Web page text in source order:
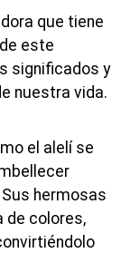
que tiene
este
significados y
nuestra vida.
el alelí se
hermosas
de colores,